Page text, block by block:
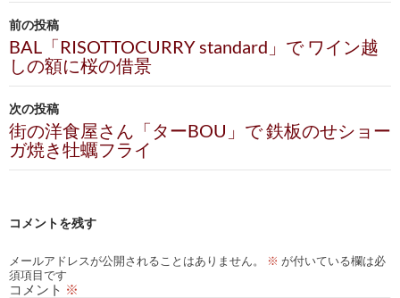
投
稿
ナ
ビ
ゲ
ー
ョ
ン
前の投稿
BAL「RISOTTOCURRY standard」で ワイン越
しの額に桜の借景
次の投稿
街の洋食屋さん「ターBOU」で 鉄板のせショー
ガ焼き牡蠣フライ
コメントを残す
メールアドレスが公開されることはありません。 ※ が付いている欄は必
須項目です
コメント ※